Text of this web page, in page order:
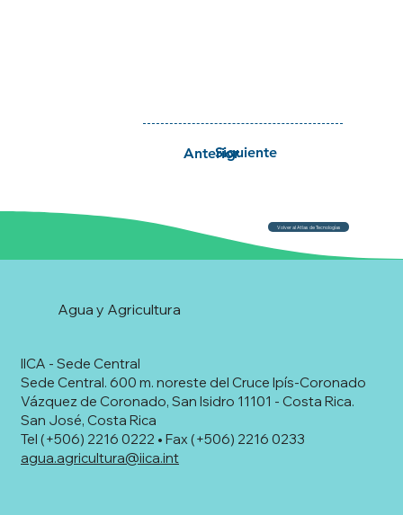
Siguiente
Anterior
Volver al Atlas de Tecnologías
IICA - Sede Central
Sede Central. 600 m. noreste del Cruce Ipís-Coronado
Vázquez de Coronado, San Isidro 11101 - Costa Rica.
San José, Costa Rica
Tel (+506) 2216 0222 • Fax (+506) 2216 0233
agua.agricultura@iica.int
Agua y Agricultura